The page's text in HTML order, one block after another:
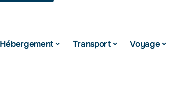
Hébergement Transport Voyage